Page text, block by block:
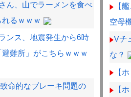
ん、山でラーメンを食べ
るｗｗｗ
ンス、地震発生から6時
難所」がこちらｗｗｗ
命的なブレーキ問題の
【
空母
Vチ
な？
【
【